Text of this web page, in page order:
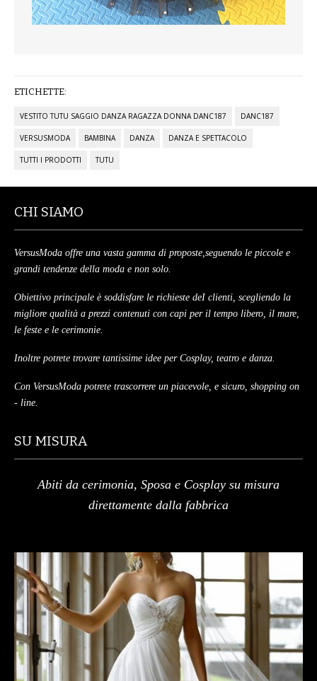
ETICHETTE:
VESTITO TUTU SAGGIO DANZA RAGAZZA DONNA DANC187 DANC187
VERSUSMODA BAMBINA DANZA DANZA E SPETTACOLO
TUTTI I PRODOTTI TUTU
CHI SIAMO
VersusModa offre una vasta gamma di proposte,seguendo le piccole e
grandi tendenze della moda e non solo.
Obiettivo principale è soddisfare le richieste deI clienti, scegliendo la
migliore qualità a prezzi contenuti con capi per il tempo libero, il mare,
le feste e le cerimonie.
Inoltre potrete trovare tantissime idee per Cosplay, teatro e danza.
Con VersusModa potrete trascorrere un piacevole, e sicuro, shopping on
- line.
SU MISURA
Abiti da cerimonia, Sposa e Cosplay su misura
direttamente dalla fabbrica